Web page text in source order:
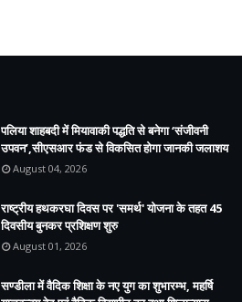
पलिया शाहबदी में मियावाकी पद्धति से बनेगा ‘संजीवनी
उपवन’,सीएसआर फंड से विकसित होगा जानकी जलाशय
August 04, 2026
राष्ट्रीय हथकरघा दिवस पर 'समर्थ' योजना के तहत 45
दिवसीय बुनकर प्रशिक्षण शुरु
August 01, 2026
सण्डीला में वैदिक शिक्षा के नए युग का शुभारम्भ, महर्षि